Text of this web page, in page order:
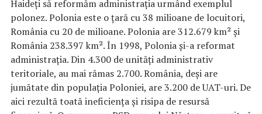
Haideți să reformăm administrația urmând exemplul
polonez. Polonia este o țară cu 38 milioane de locuitori,
România cu 20 de milioane. Polonia are 312.679 km² și
România 238.397 km². În 1998, Polonia și-a reformat
administrația. Din 4.300 de unități administrativ
teritoriale, au mai rămas 2.700. România, deși are
jumătate din populația Poloniei, are 3.200 de UAT-uri. De
aici rezultă toată ineficiența și risipa de resursă